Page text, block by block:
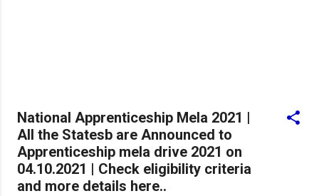
National Apprenticeship Mela 2021 |
All the Statesb are Announced to
Apprenticeship mela drive 2021 on
04.10.2021 | Check eligibility criteria
and more details here..